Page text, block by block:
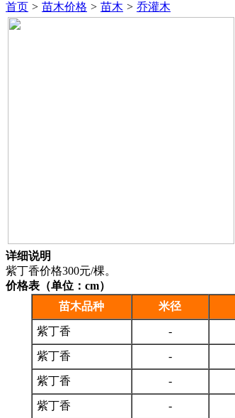
首页 > 苗木价格 > 苗木 > 乔灌木
详细说明
紫丁香价格300元/棵。
价格表（单位：cm）
苗木品种
米径
紫丁香 -
紫丁香 -
紫丁香 -
紫丁香 -